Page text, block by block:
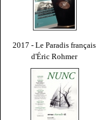
2017 - Le Paradis français
d'Éric Rohmer